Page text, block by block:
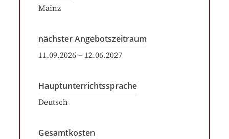
Mainz
nächster Angebotszeitraum
11.09.2026 – 12.06.2027
Hauptunterrichtssprache
Deutsch
Gesamtkosten